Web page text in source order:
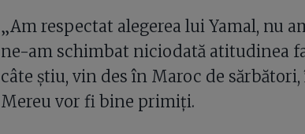
„Am respectat alegerea lui Yamal, nu
ne-am schimbat niciodată atitudinea
câte știu, vin des în Maroc de
Mereu vor fi bine primiți.